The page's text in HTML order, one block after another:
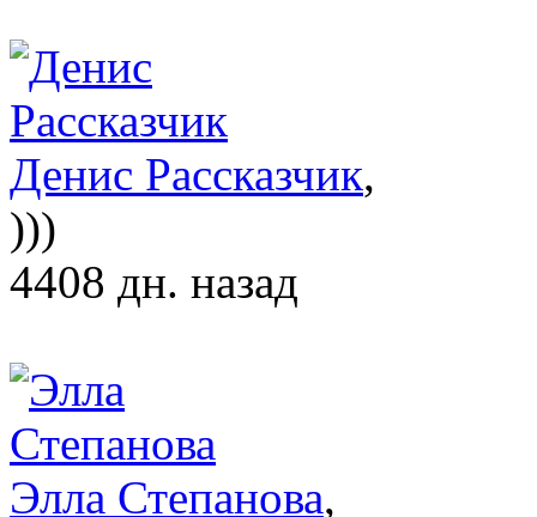
Денис Рассказчик,
)))
4408 дн. назад
Элла Степанова,